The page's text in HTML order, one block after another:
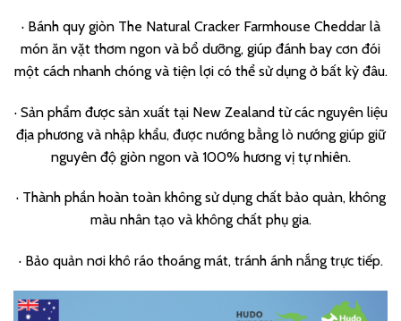
· Bánh quy giòn The Natural Cracker Farmhouse Cheddar là
món ăn vặt thơm ngon và bổ dưỡng, giúp đánh bay cơn đói
một cách nhanh chóng và tiện lợi có thể sử dụng ở bất kỳ đâu.
· Sản phẩm được sản xuất tại New Zealand từ các nguyên liệu
địa phương và nhập khẩu, được nướng bằng lò nướng giúp giữ
nguyên độ giòn ngon và 100% hương vị tự nhiên.
· Thành phần hoàn toàn không sử dụng chất bảo quản, không
màu nhân tạo và không chất phụ gia.
· Bảo quản nơi khô ráo thoáng mát, tránh ánh nắng trực tiếp.